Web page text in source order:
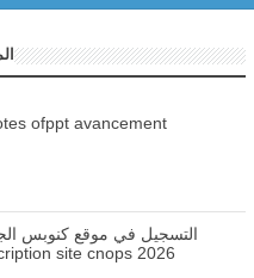
ofppt avancement
التسجيل في موقع كنوبس
site cnops 2026